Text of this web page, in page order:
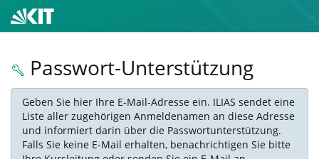
Passwort-Unterstützung
Geben Sie hier Ihre E-Mail-Adresse ein. ILIAS sendet eine
Liste aller zugehörigen Anmeldenamen an diese Adresse
und informiert darin über die Passwortunterstützung.
Falls Sie keine E-Mail erhalten, benachrichtigen Sie bitte